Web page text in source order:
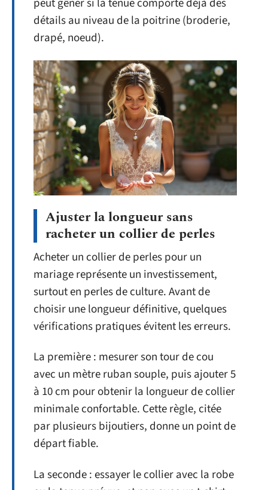
peut gêner si la tenue comporte déjà des
détails au niveau de la poitrine (broderie,
drapé, noeud).
Ajuster la longueur sans
racheter un collier de perles
Acheter un collier de perles pour un
mariage représente un investissement,
surtout en perles de culture. Avant de
choisir une longueur définitive, quelques
vérifications pratiques évitent les erreurs.
La première : mesurer son tour de cou
avec un mètre ruban souple, puis ajouter 5
à 10 cm pour obtenir la longueur de collier
minimale confortable. Cette règle, citée
par plusieurs bijoutiers, donne un point de
départ fiable.
La seconde : essayer le collier avec la robe